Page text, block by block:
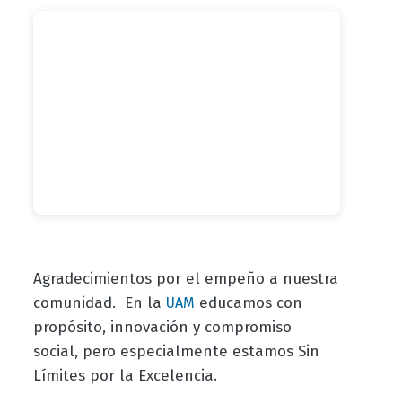
Agradecimientos por el empeño a nuestra
comunidad. En la UAM educamos con
propósito, innovación y compromiso
social, pero especialmente estamos Sin
Límites por la Excelencia.